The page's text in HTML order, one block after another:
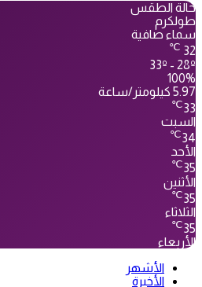
حالة الطقس
طولكرم
سماء صافية
32
℃
33º - 28º
100%
5.97 كيلومتر/ساعة
33
℃
السبت
34
℃
الأحد
35
℃
الأثنين
35
℃
الثلاثاء
35
℃
الأربعاء
الأشهر
الأخيرة